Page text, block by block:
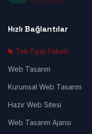
Hızlı Bağlantılar
Tek Fiyat Paketi
Web Tasarım
Kurumsal Web Tasarım
Hazır Web Sitesi
Web Tasarım Ajansı